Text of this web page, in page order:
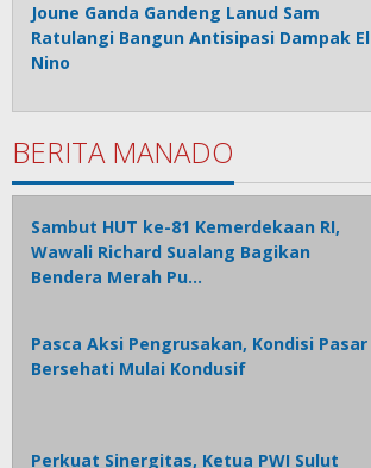
Joune Ganda Gandeng Lanud Sam
Ratulangi Bangun Antisipasi Dampak El
Nino
BERITA MANADO
Sambut HUT ke-81 Kemerdekaan RI,
Wawali Richard Sualang Bagikan
Bendera Merah Pu…
Pasca Aksi Pengrusakan, Kondisi Pasar
Bersehati Mulai Kondusif
Perkuat Sinergitas, Ketua PWI Sulut